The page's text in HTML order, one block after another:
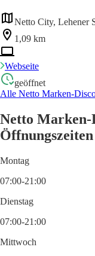
Netto City, Lehener
1,09 km
Webseite
geöffnet
Alle Netto Marken-
Netto
Öffnungszeiten
Montag
07:00-21:00
Dienstag
07:00-21:00
Mittwoch